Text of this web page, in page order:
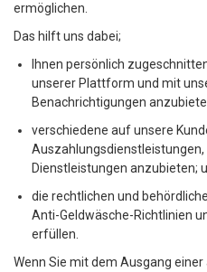
ermöglichen.
Das hilft uns dabei;
Ihnen persönlich
unserer Plattform und mit
Benachrichtigungen
verschiedene auf unsere
Dienstleistungen anzubieten;
die rechtlichen und
Anti-Geldwäsche-Richtlinien
erfüllen.
Wenn Sie mit dem Ausgang